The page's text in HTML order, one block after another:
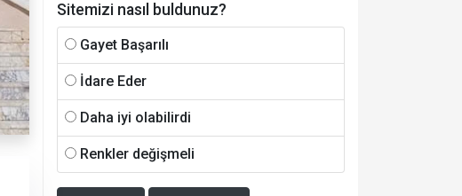
Sitemizi nasıl buldunuz?
Gayet Başarılı
İdare Eder
Daha iyi olabilirdi
Renkler değişmeli